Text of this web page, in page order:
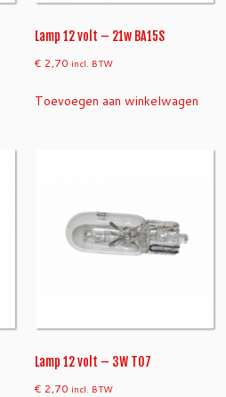
Lamp 12 volt – 21w BA15S
€ 2,70 incl. BTW
Toevoegen aan winkelwagen
Lamp 12 volt – 3W T07
€ 2,70 incl. BTW